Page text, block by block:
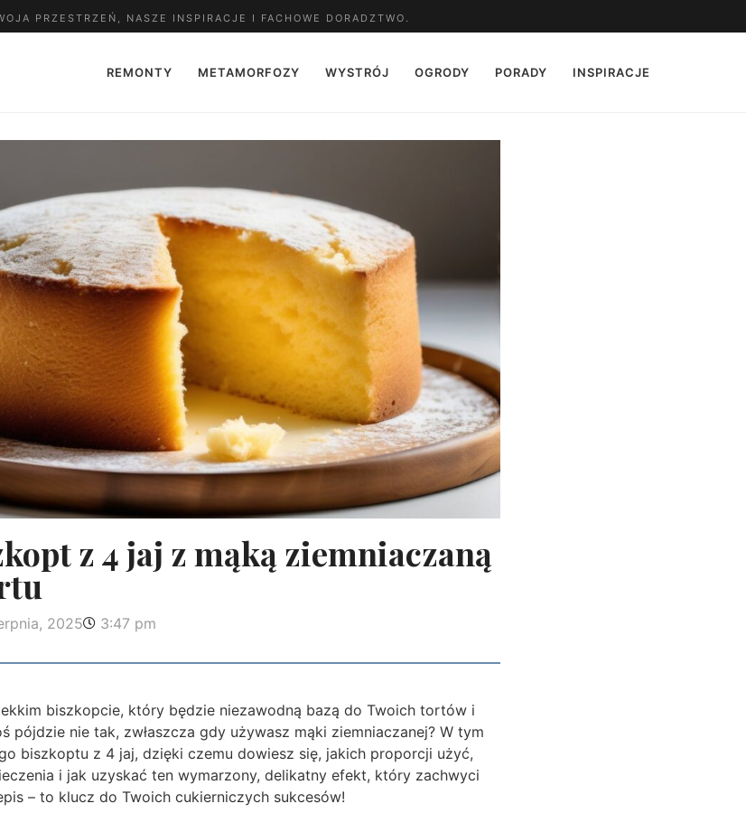
PRZESTRZEŃ, NASZE INSPIRACJE I FACHOWE DORADZTWO.
REMONTY METAMORFOZY WYSTRÓJ OGRODY PORADY INSPIRACJE
z 4 jaj z mąką ziemniaczaną
2025 3:47 pm
biszkopcie, który będzie niezawodną bazą do Twoich tortów i
pójdzie nie tak, zwłaszcza gdy używasz mąki ziemniaczanej? W tym
biszkoptu z 4 jaj, dzięki czemu dowiesz się, jakich proporcji użyć,
i jak uzyskać ten wymarzony, delikatny efekt, który zachwyci
– to klucz do Twoich cukierniczych sukcesów!